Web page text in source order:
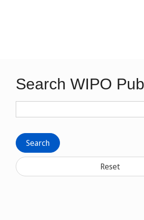
Search WIPO
Search
Reset